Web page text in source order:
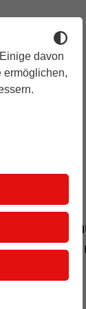
davon
ermöglichen,
seine
i&u Studios